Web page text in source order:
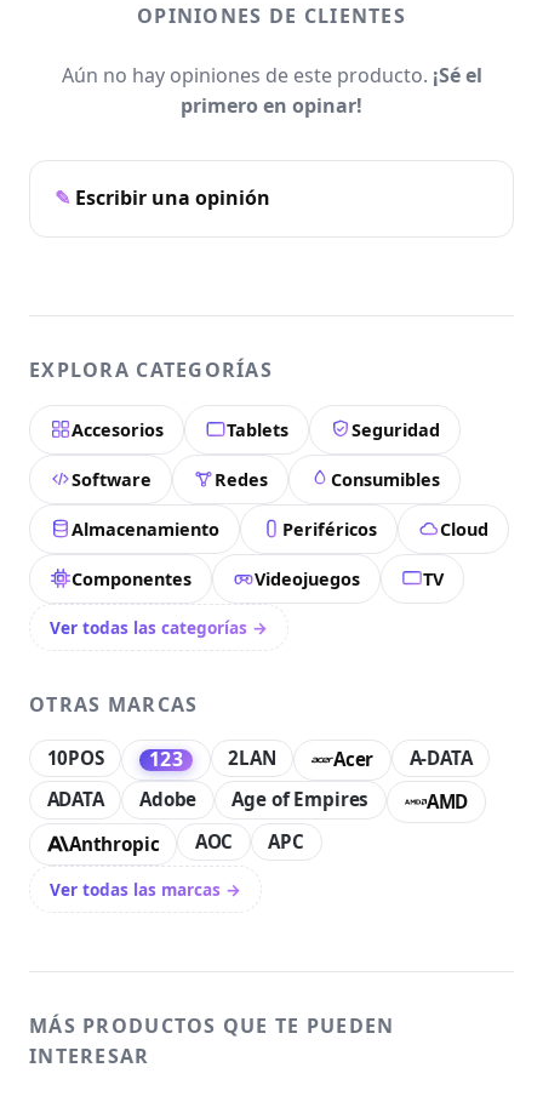
OPINIONES DE CLIENTES
Aún no hay opiniones de este producto. ¡Sé el
primero en opinar!
Escribir una opinión
EXPLORA CATEGORÍAS
Accesorios Tablets Seguridad
Software Redes Consumibles
Almacenamiento Periféricos Cloud
Componentes Videojuegos TV
Ver todas las categorías →
OTRAS MARCAS
10POS 123 2LAN Acer
A-DATA
ADATA
Adobe Age of Empires
AMD
Anthropic
AOC APC
Ver todas las marcas →
MÁS PRODUCTOS QUE TE PUEDEN
INTERESAR